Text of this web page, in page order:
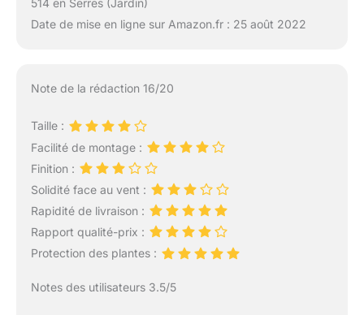
Date de mise en ligne sur Amazon.fr : 25 août 2022
Note de la rédaction 16/20
Taille :
Facilité de montage :
Finition :
Solidité face au vent :
Rapidité de livraison :
Rapport qualité-prix :
Protection des plantes :
Notes des utilisateurs 3.5/5